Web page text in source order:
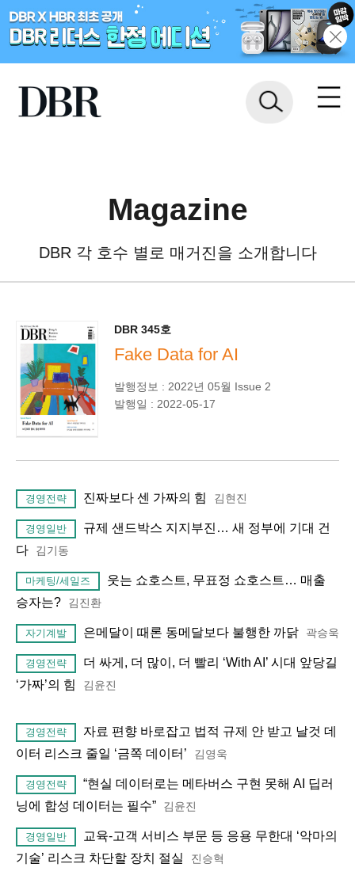
Magazine
DBR 각 호수 별로 매거진을 소개합니다
DBR 345호
Fake Data for AI
발행정보 : 2022년 05월 Issue 2
발행일 : 2022-05-17
경영전략 진짜보다 센 가짜의 힘 김현진
경영일반
규제 샌드박스 지지부진… 새 정부에 기대 건
다
김기동
마케팅/세일즈
웃는 쇼호스트, 무표정 쇼호스트… 매출
승자는?
김진환
자기계발 은메달이 때론 동메달보다 불행한 까닭 곽승욱
경영전략
더 싸게, 더 많이, 더 빨리 ‘With AI’ 시대 앞당길
‘가짜’의 힘
김윤진
경영전략
자료 편향 바로잡고 법적 규제 안 받고 날것 데
이터 리스크 줄일 ‘금쪽 데이터’
김영욱
경영전략
“현실 데이터로는 메타버스 구현 못해 AI 딥러
닝에 합성 데이터는 필수”
김윤진
경영일반
교육-고객 서비스 부문 등 응용 무한대 ‘악마의
기술’ 리스크 차단할 장치 절실
진승혁